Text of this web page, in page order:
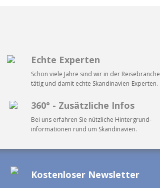
Echte Experten
Schon viele Jahre sind wir in der Reisebranche
tätig und damit echte Skandinavien-Experten.
360° - Zusätzliche Infos
Bei uns erfahren Sie nützliche Hintergrund-
informationen rund um Skandinavien.
Kostenloser Newsletter